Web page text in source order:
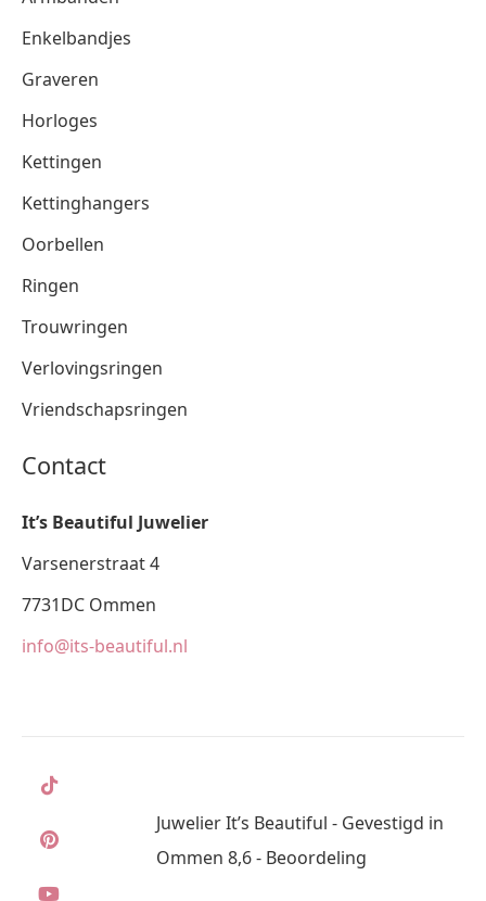
Enkelbandjes
Graveren
Horloges
Kettingen
Kettinghangers
Oorbellen
Ringen
Trouwringen
Verlovingsringen
Vriendschapsringen
Contact
It’s Beautiful Juwelier
Varsenerstraat 4
7731DC Ommen
info@its-beautiful.nl
Juwelier It’s Beautiful - Gevestigd in
Ommen 8,6 - Beoordeling